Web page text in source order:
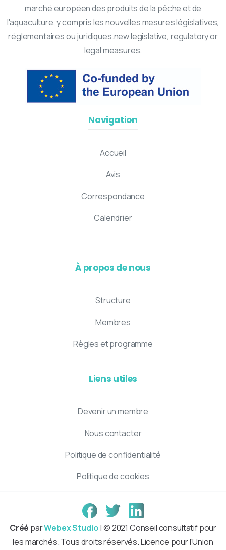
marché européen des produits de la pêche et de
l'aquaculture, y compris les nouvelles mesures législatives,
réglementaires ou juridiques.new legislative, regulatory or
legal measures.
Navigation
Accueil
Avis
Correspondance
Calendrier
À propos de nous
Structure
Membres
Règles et programme
Liens utiles
Devenir un membre
Nous contacter
Politique de confidentialité
Politique de cookies
Créé parWebex Studio| © 2021 Conseil consultatif pour
les marchés. Tous droits réservés. Licence pour l'Union